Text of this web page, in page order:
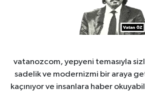
vatanozcom, yepyeni temasıyla
sadelik ve modernizmi bir araya
kaçınıyor ve insanlara haber